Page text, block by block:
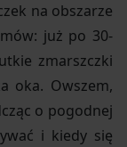
na obszarze
już po 30-
zmarszczki
oka. Owszem,
o pogodnej
i kiedy się